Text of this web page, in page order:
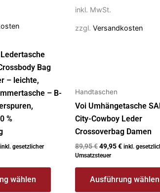
Bag
– leichte,
– B-
%
inkl. gesetzlicher
wählen
inkl. MwSt.
zzgl. Versandkosten
Handtaschen
Voi Umhängetasche
City-Cowboy Leder
Crossoverbag Damen
89,95€49,95€ inkl.
Umsatzsteuer
Ausführung wählen
der
Produktseite